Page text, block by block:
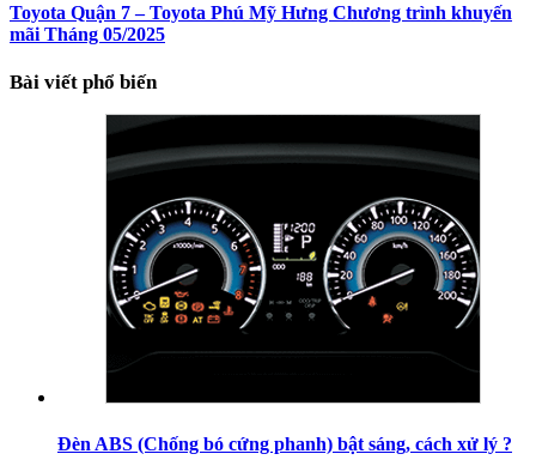
Toyota Quận 7 – Toyota Phú Mỹ Hưng Chương trình khuyến
mãi Tháng 05/2025
Bài viết phổ biến
Đèn ABS (Chống bó cứng phanh) bật sáng, cách xử lý ?